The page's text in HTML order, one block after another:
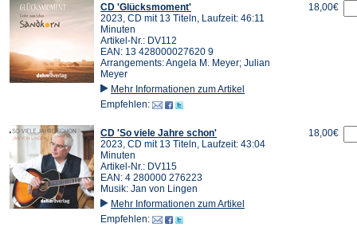
CD 'Glücksmoment'
2023, CD mit 13 Titeln, Laufzeit: 46:11
Minuten
Artikel-Nr.: DV112
EAN: 13 428000027620 9
Arrangements: Angela M. Meyer; Julian
Meyer
Mehr Informationen zum Artikel
Empfehlen:
18,00€
CD 'So viele Jahre schon'
2023, CD mit 13 Titeln, Laufzeit: 43:04
Minuten
Artikel-Nr.: DV115
EAN: 4 280000 276223
Musik: Jan von Lingen
Mehr Informationen zum Artikel
Empfehlen:
18,00€